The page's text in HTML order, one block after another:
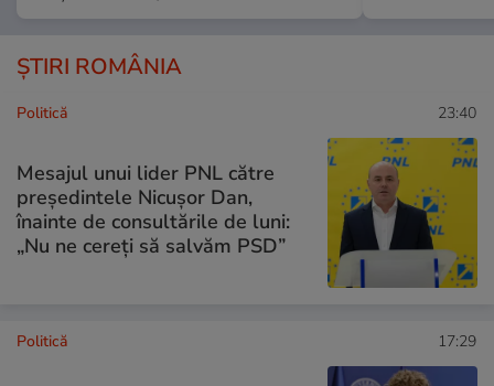
ȘTIRI ROMÂNIA
Politică 23:40
Mesajul unui lider PNL către
președintele Nicușor Dan,
înainte de consultările de luni:
„Nu ne cereți să salvăm PSD”
Politică 17:29